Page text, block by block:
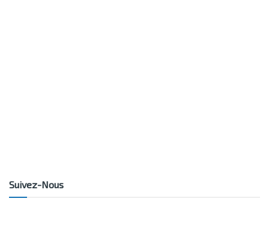
Suivez-Nous